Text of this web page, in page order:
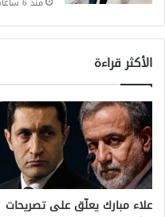
الأكثر قراءة
علاء مبارك يعلّق على تصريحات